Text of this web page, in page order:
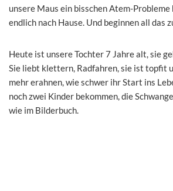
unsere Maus ein bisschen Atem-
endlich nach Hause. Und beginnen all das
Heute ist unsere Tochter 7 Jahre alt, sie
Sie liebt klettern, Radfahren, sie ist topfit
mehr erahnen, wie schwer ihr Start ins
noch zwei Kinder bekommen, die
wie im Bilderbuch.